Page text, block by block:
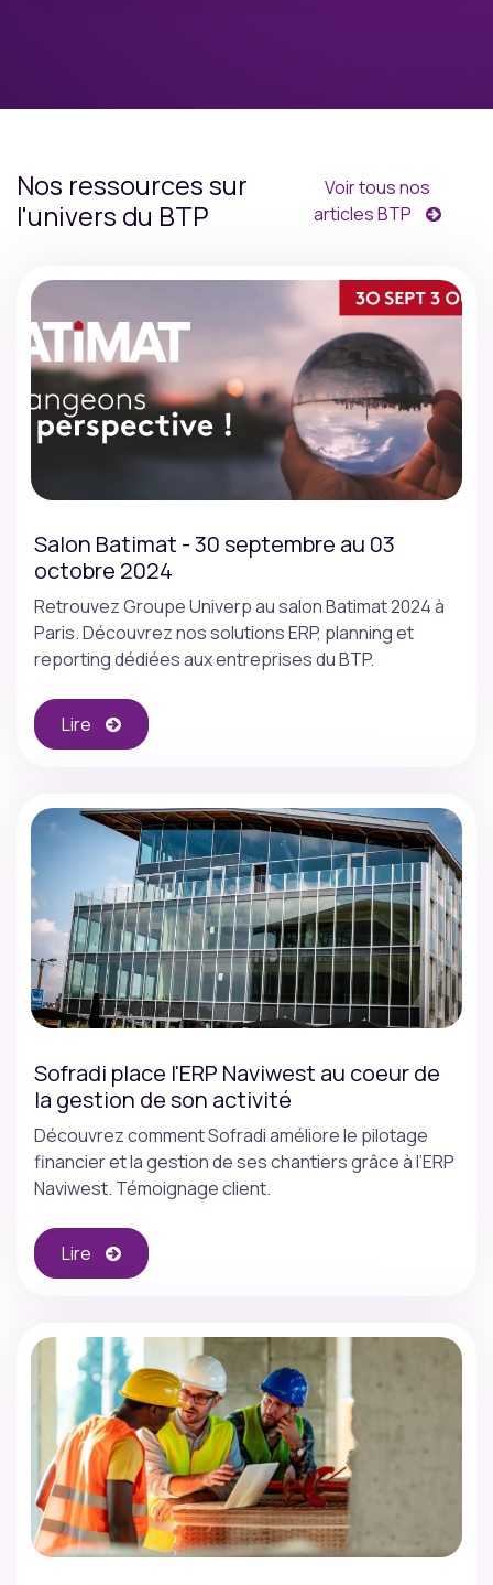
Nos ressources sur
l'univers du BTP
Voir tous nos
articles BTP
Salon Batimat - 30 septembre au 03
octobre 2024
Retrouvez Groupe Univerp au salon Batimat 2024 à
Paris. Découvrez nos solutions ERP, planning et
reporting dédiées aux entreprises du BTP.
Lire
Sofradi place l'ERP Naviwest au coeur de
la gestion de son activité
Découvrez comment Sofradi améliore le pilotage
financier et la gestion de ses chantiers grâce à l’ERP
Naviwest. Témoignage client.
Lire